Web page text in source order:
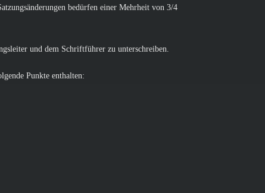
bedürfen einer Mehrheit von 3/4
und dem Schriftführer zu unterschreiben.
Punkte enthalten: